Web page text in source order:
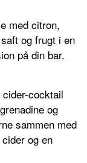
med citron,
og frugt i en
på din bar.
cocktail
og
sammen med
og en